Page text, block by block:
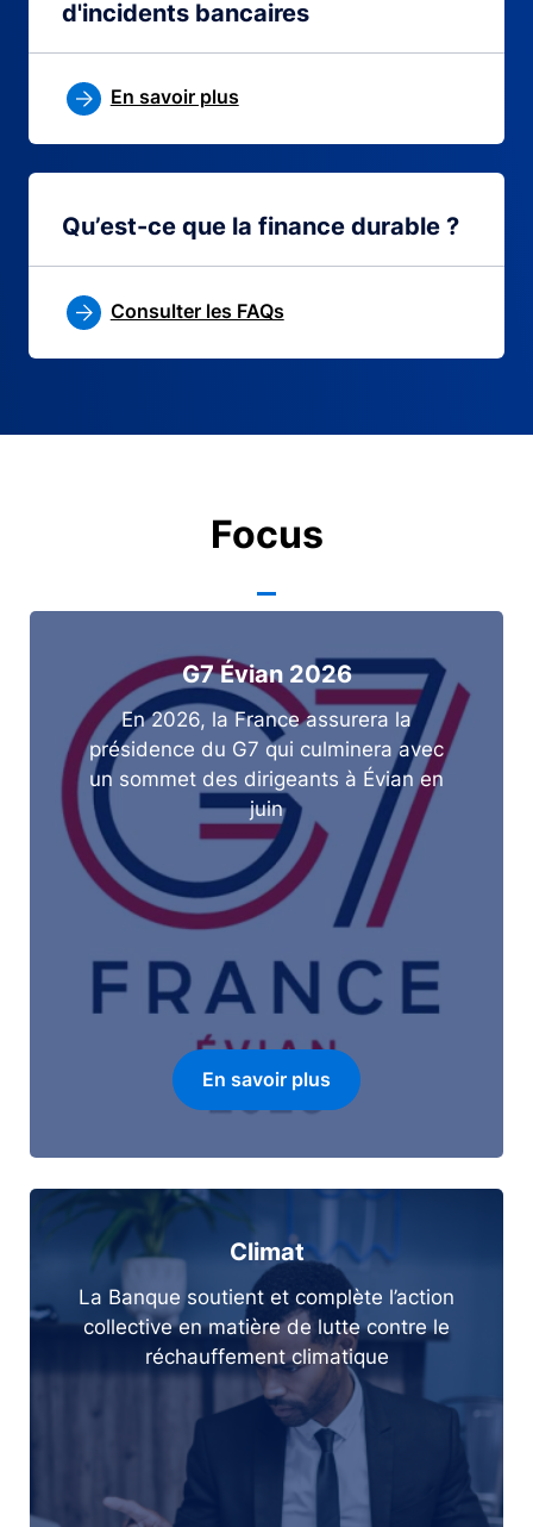
d'incidents bancaires
En savoir plus
Qu’est-ce que la finance durable ?
Consulter les FAQs
Focus
G7 Évian 2026
En 2026, la France assurera la
présidence du G7 qui culminera avec
un sommet des dirigeants à Évian en
juin
En savoir plus
Climat
La Banque soutient et complète l’action
collective en matière de lutte contre le
réchauffement climatique